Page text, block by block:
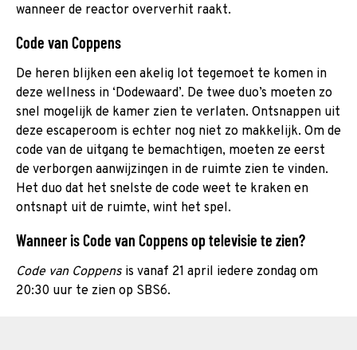
wanneer de reactor oververhit raakt.
Code van Coppens
De heren blijken een akelig lot tegemoet te komen in
deze wellness in ‘Dodewaard’. De twee duo’s moeten zo
snel mogelijk de kamer zien te verlaten. Ontsnappen uit
deze escaperoom is echter nog niet zo makkelijk. Om de
code van de uitgang te bemachtigen, moeten ze eerst
de verborgen aanwijzingen in de ruimte zien te vinden.
Het duo dat het snelste de code weet te kraken en
ontsnapt uit de ruimte, wint het spel.
Wanneer is Code van Coppens op televisie te zien?
Code van Coppens is vanaf 21 april iedere zondag om
20:30 uur te zien op SBS6.